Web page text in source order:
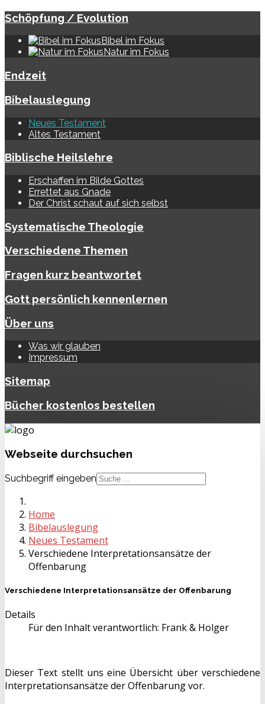
Schöpfung / Evolution
Bibel im Fokus
Natur im Fokus
Endzeit
Bibelauslegung
Neues Testament
Altes Testament
Biblische Heilslehre
Erschaffen im Bilde Gottes
Errettet aus Gnade
Der Christ schaut auf sich selbst
Systematische Theologie
Verschiedene Themen
Fragen kurz beantwortet
Gott persönlich kennenlernen
Über uns
Was wir glauben
Impressum
Sitemap
Bücher kostenlos bestellen
Webseite durchsuchen
Suchbegriff eingeben
Home
Bibelauslegung
Neues Testament
Verschiedene Interpretationsansätze der
Offenbarung
Verschiedene Interpretationsansätze der Offenbarung
Details
Für den Inhalt verantwortlich: Frank & Holger
Dieser Text stellt uns eine Übersicht über verschiedene
Interpretationsansätze der Offenbarung vor.